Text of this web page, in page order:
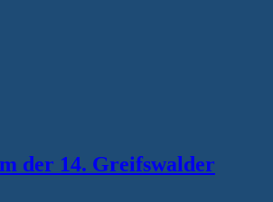
der 14. Greifswalder